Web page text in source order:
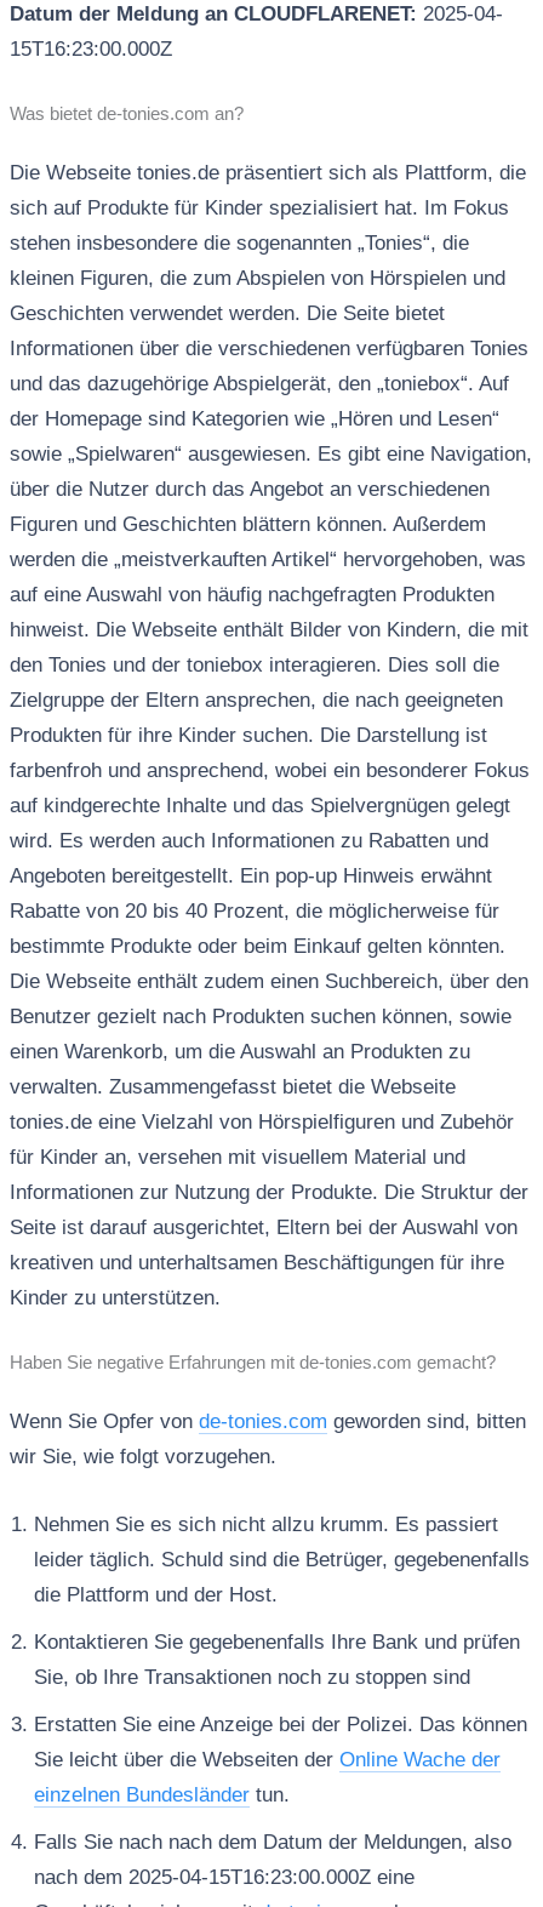
Datum der Meldung an CLOUDFLARENET: 2025-04-
15T16:23:00.000Z
Was bietet de-tonies.com an?
Die Webseite tonies.de präsentiert sich als Plattform, die
sich auf Produkte für Kinder spezialisiert hat. Im Fokus
stehen insbesondere die sogenannten „Tonies“, die
kleinen Figuren, die zum Abspielen von Hörspielen und
Geschichten verwendet werden. Die Seite bietet
Informationen über die verschiedenen verfügbaren Tonies
und das dazugehörige Abspielgerät, den „toniebox“. Auf
der Homepage sind Kategorien wie „Hören und Lesen“
sowie „Spielwaren“ ausgewiesen. Es gibt eine Navigation,
über die Nutzer durch das Angebot an verschiedenen
Figuren und Geschichten blättern können. Außerdem
werden die „meistverkauften Artikel“ hervorgehoben, was
auf eine Auswahl von häufig nachgefragten Produkten
hinweist. Die Webseite enthält Bilder von Kindern, die mit
den Tonies und der toniebox interagieren. Dies soll die
Zielgruppe der Eltern ansprechen, die nach geeigneten
Produkten für ihre Kinder suchen. Die Darstellung ist
farbenfroh und ansprechend, wobei ein besonderer Fokus
auf kindgerechte Inhalte und das Spielvergnügen gelegt
wird. Es werden auch Informationen zu Rabatten und
Angeboten bereitgestellt. Ein pop-up Hinweis erwähnt
Rabatte von 20 bis 40 Prozent, die möglicherweise für
bestimmte Produkte oder beim Einkauf gelten könnten.
Die Webseite enthält zudem einen Suchbereich, über den
Benutzer gezielt nach Produkten suchen können, sowie
einen Warenkorb, um die Auswahl an Produkten zu
verwalten. Zusammengefasst bietet die Webseite
tonies.de eine Vielzahl von Hörspielfiguren und Zubehör
für Kinder an, versehen mit visuellem Material und
Informationen zur Nutzung der Produkte. Die Struktur der
Seite ist darauf ausgerichtet, Eltern bei der Auswahl von
kreativen und unterhaltsamen Beschäftigungen für ihre
Kinder zu unterstützen.
Haben Sie negative Erfahrungen mit de-tonies.com gemacht?
Wenn Sie Opfer von de-tonies.com geworden sind, bitten
wir Sie, wie folgt vorzugehen.
Nehmen Sie es sich nicht allzu krumm. Es passiert
leider täglich. Schuld sind die Betrüger, gegebenenfalls
die Plattform und der Host.
Kontaktieren Sie gegebenenfalls Ihre Bank und prüfen
Sie, ob Ihre Transaktionen noch zu stoppen sind
Erstatten Sie eine Anzeige bei der Polizei. Das können
Sie leicht über die Webseiten der Online Wache der
einzelnen Bundesländertun.
Falls Sie nach nach dem Datum der Meldungen, also
nach dem 2025-04-15T16:23:00.000Z eine